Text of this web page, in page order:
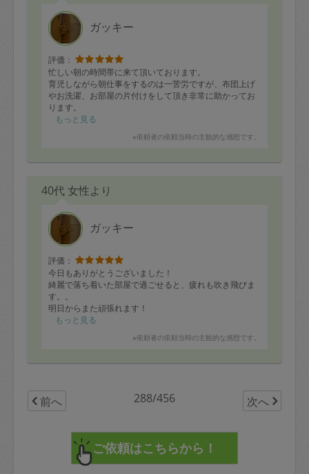
食べ方に悩んだらメッセージしてください等、お気遣い
もありがとうございます。
仕舞いがてら少しずつ味見しましたが…なんとまぁ美味
しいこと。
さすがですね！
又お願いしたいです(○︎´∀︎`)
うちの子がグズグズしてたりキッチンへ行ったりしてた
のは…
テーブルの上にお料理がたくさんあって、お肉を食べた
素直に言ってくれれば良いのに…
ガッキー
評価：
忙しい朝の時間帯に来て頂いております。
育児しながら朝仕事をするのは一苦労ですが、布団上げ
やお洗濯、お部屋の片付けをして頂き非常に助かってお
ります。
子供の送りが終わり家に帰って来ると、片付いたシン
心がホッと休まります。
もっと見る
※依頼者の依頼当時の主観的な感想です。
40代 女性より
ガッキー
評価：
今日もありがとうございました！
綺麗で落ち着いた部屋で過ごせると、疲れも吹き飛びま
す。。
明日からまた頑張れます！
もっと見る
※依頼者の依頼当時の主観的な感想です。
前へ 288/456 次へ